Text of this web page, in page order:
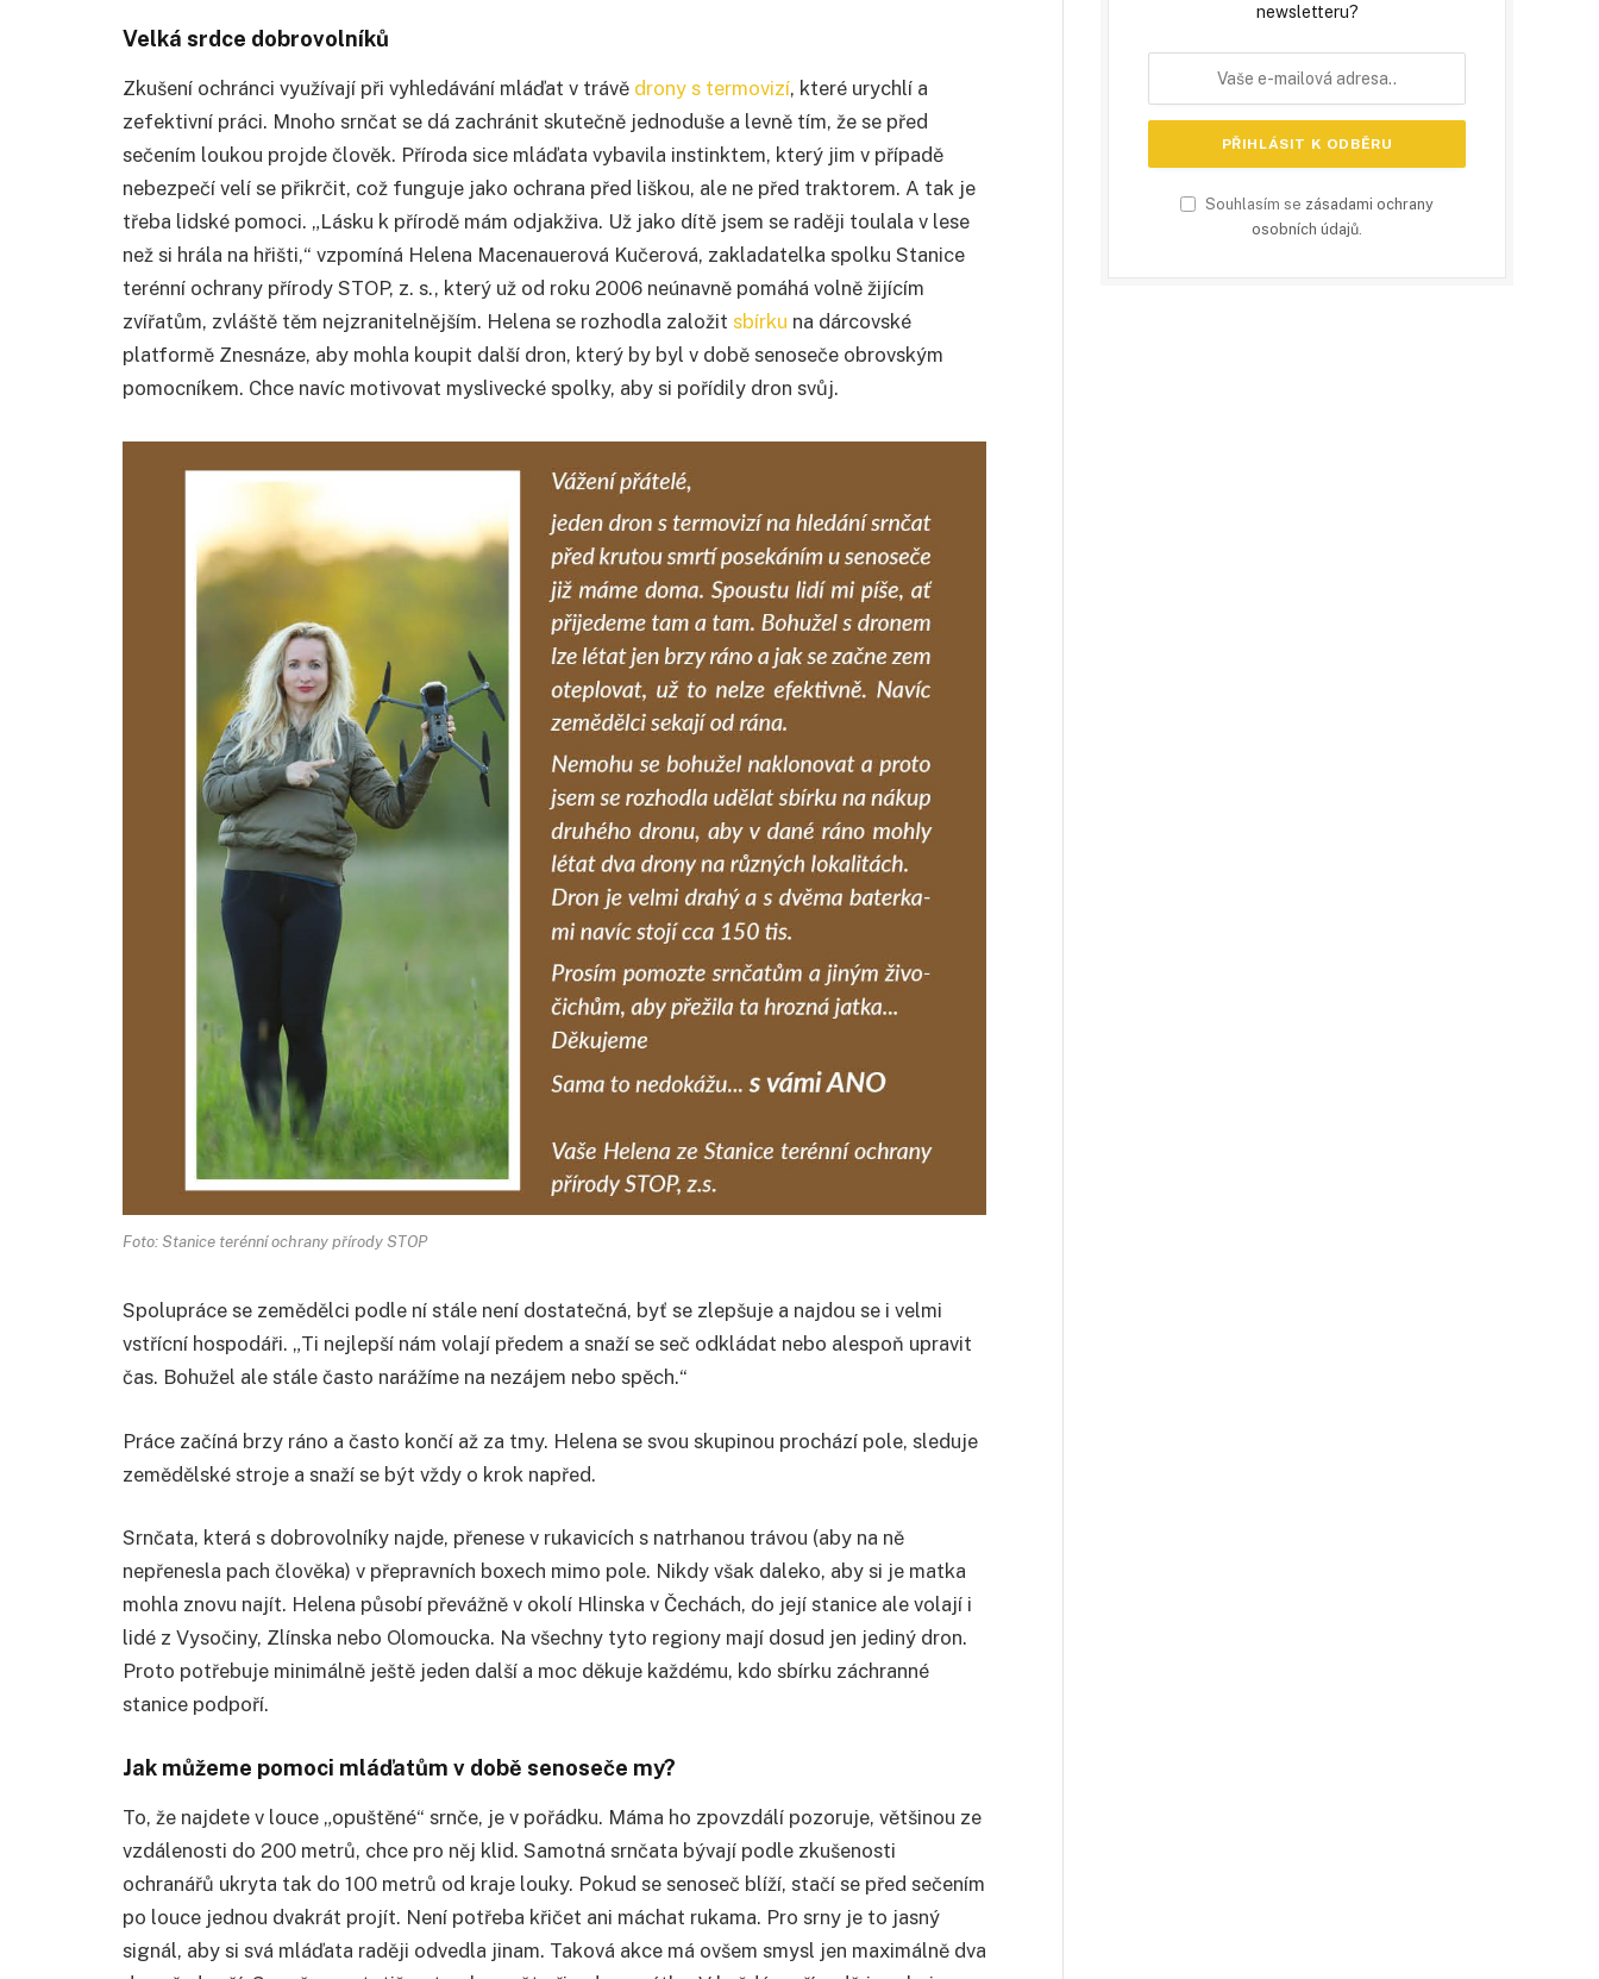
Velká srdce dobrovolníků
Zkušení ochránci využívají při vyhledávání mláďat v trávě drony s termovizí, které urychlí a
zefektivní práci. Mnoho srnčat se dá zachránit skutečně jednoduše a levně tím, že se před
sečením loukou projde člověk. Příroda sice mláďata vybavila instinktem, který jim v případě
nebezpečí velí se přikrčit, což funguje jako ochrana před liškou, ale ne před traktorem. A tak je
třeba lidské pomoci. „Lásku k přírodě mám odjakživa. Už jako dítě jsem se raději toulala v lese
než si hrála na hřišti,“ vzpomíná Helena Macenauerová Kučerová, zakladatelka spolku Stanice
terénní ochrany přírody STOP, z. s., který už od roku 2006 neúnavně pomáhá volně žijícím
zvířatům, zvláště těm nejzranitelnějším. Helena se rozhodla založit sbírku na dárcovské
platformě Znesnáze, aby mohla koupit další dron, který by byl v době senoseče obrovským
pomocníkem. Chce navíc motivovat myslivecké spolky, aby si pořídily dron svůj.
Foto: Stanice terénní ochrany přírody STOP
Spolupráce se zemědělci podle ní stále není dostatečná, byť se zlepšuje a najdou se i velmi
vstřícní hospodáři. „Ti nejlepší nám volají předem a snaží se seč odkládat nebo alespoň upravit
čas. Bohužel ale stále často narážíme na nezájem nebo spěch.“
Práce začíná brzy ráno a často končí až za tmy. Helena se svou skupinou prochází pole, sleduje
zemědělské stroje a snaží se být vždy o krok napřed.
Srnčata, která s dobrovolníky najde, přenese v rukavicích s natrhanou trávou (aby na ně
nepřenesla pach člověka) v přepravních boxech mimo pole. Nikdy však daleko, aby si je matka
mohla znovu najít. Helena působí převážně v okolí Hlinska v Čechách, do její stanice ale volají i
lidé z Vysočiny, Zlínska nebo Olomoucka. Na všechny tyto regiony mají dosud jen jediný dron.
Proto potřebuje minimálně ještě jeden další a moc děkuje každému, kdo sbírku záchranné
stanice podpoří.
Jak můžeme pomoci mláďatům v době senoseče my?
To, že najdete v louce „opuštěné“ srnče, je v pořádku. Máma ho zpovzdálí pozoruje, většinou ze
vzdálenosti do 200 metrů, chce pro něj klid. Samotná srnčata bývají podle zkušenosti
ochranářů ukryta tak do 100 metrů od kraje louky. Pokud se senoseč blíží, stačí se před sečením
po louce jednou dvakrát projít. Není potřeba křičet ani máchat rukama. Pro srny je to jasný
signál, aby si svá mláďata raději odvedla jinam. Taková akce má ovšem smysl jen maximálně dva
newsletteru?
Souhlasím se zásadami ochrany
osobních údajů